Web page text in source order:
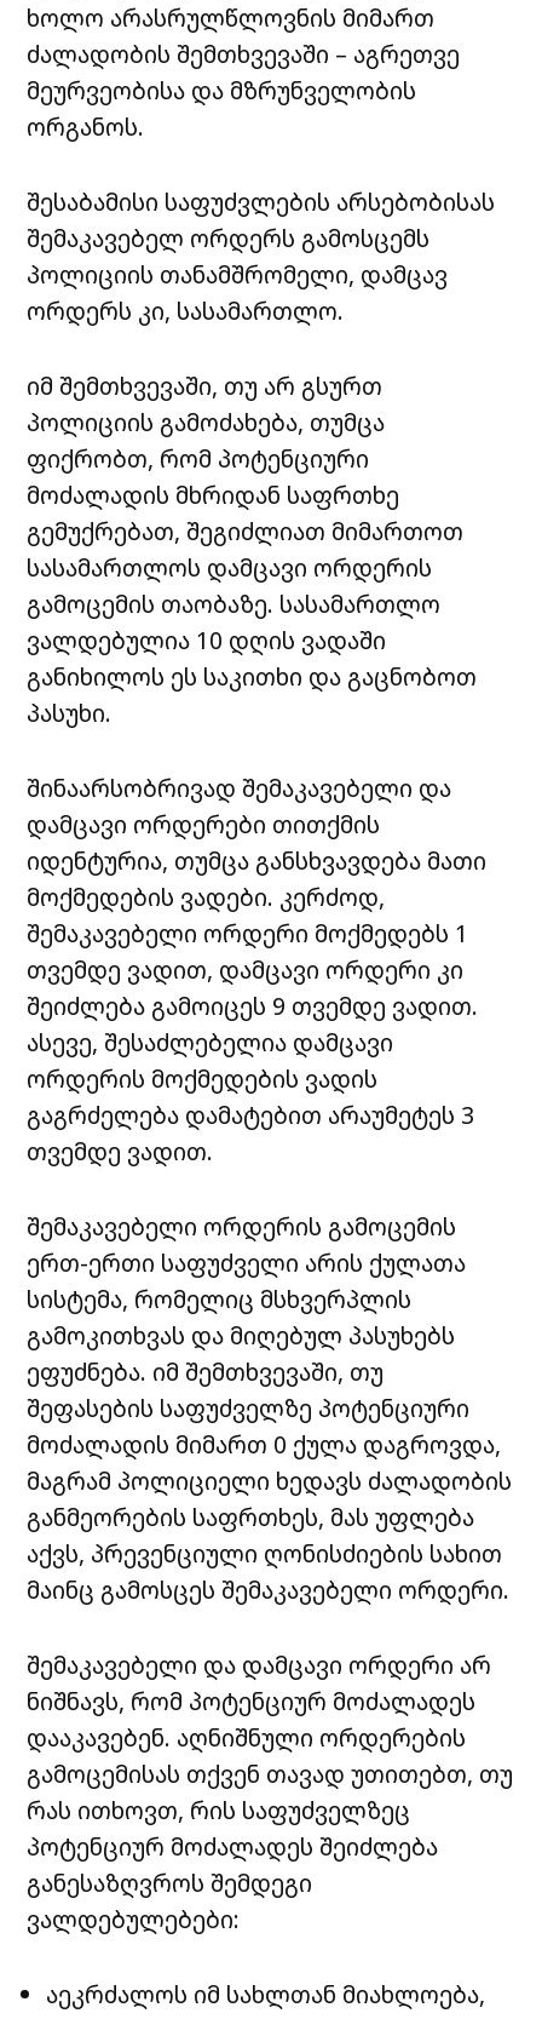
ხოლო არასრულწლოვნის მიმართ
ძალადობის შემთხვევაში – აგრეთვე
მეურვეობისა და მზრუნველობის
ორგანოს.
შესაბამისი საფუძვლების არსებობისას
შემაკავებელ ორდერს გამოსცემს
პოლიციის თანამშრომელი, დამცავ
ორდერს კი, სასამართლო.
იმ შემთხვევაში, თუ არ გსურთ
პოლიციის გამოძახება, თუმცა
ფიქრობთ, რომ პოტენციური
მოძალადის მხრიდან საფრთხე
გემუქრებათ, შეგიძლიათ მიმართოთ
სასამართლოს დამცავი ორდერის
გამოცემის თაობაზე. სასამართლო
ვალდებულია 10 დღის ვადაში
განიხილოს ეს საკითხი და გაცნობოთ
პასუხი.
შინაარსობრივად შემაკავებელი და
დამცავი ორდერები თითქმის
იდენტურია, თუმცა განსხვავდება მათი
მოქმედების ვადები. კერძოდ,
შემაკავებელი ორდერი მოქმედებს 1
თვემდე ვადით, დამცავი ორდერი კი
შეიძლება გამოიცეს 9 თვემდე ვადით.
ასევე, შესაძლებელია დამცავი
ორდერის მოქმედების ვადის
გაგრძელება დამატებით არაუმეტეს 3
თვემდე ვადით.
შემაკავებელი ორდერის გამოცემის
ერთ-ერთი საფუძველი არის ქულათა
სისტემა, რომელიც მსხვერპლის
გამოკითხვას და მიღებულ პასუხებს
ეფუძნება. იმ შემთხვევაში, თუ
შეფასების საფუძველზე პოტენციური
მოძალადის მიმართ 0 ქულა დაგროვდა,
მაგრამ პოლიციელი ხედავს ძალადობის
განმეორების საფრთხეს, მას უფლება
აქვს, პრევენციული ღონისძიების სახით
მაინც გამოსცეს შემაკავებელი ორდერი.
შემაკავებელი და დამცავი ორდერი არ
ნიშნავს, რომ პოტენციურ მოძალადეს
დააკავებენ. აღნიშნული ორდერების
გამოცემისას თქვენ თავად უთითებთ, თუ
რას ითხოვთ, რის საფუძველზეც
პოტენციურ მოძალადეს შეიძლება
განესაზღვროს შემდეგი
ვალდებულებები:
აეკრძალოს იმ სახლთან მიახლოება,